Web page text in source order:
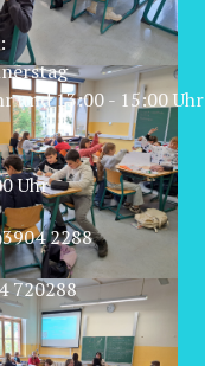
und 13:00 - 15:00 Uhr
Uhr
2288
720288